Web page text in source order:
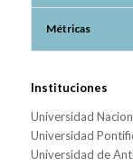
Métricas
Instituciones
Universidad
Universidad
Universidad de